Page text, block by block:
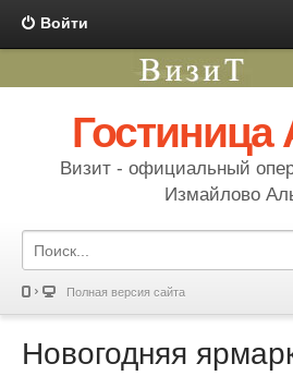
Войти
Визит - официальный
Измайлово
Полная версия сайта
Новогодняя